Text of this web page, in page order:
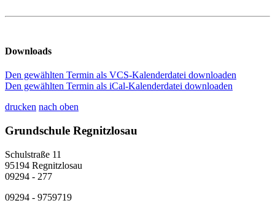
Downloads
Den gewählten Termin als VCS-Kalenderdatei downloaden
Den gewählten Termin als iCal-Kalenderdatei downloaden
drucken nach oben
Grundschule Regnitzlosau
Schulstraße 11
95194 Regnitzlosau
09294 - 277
09294 - 9759719